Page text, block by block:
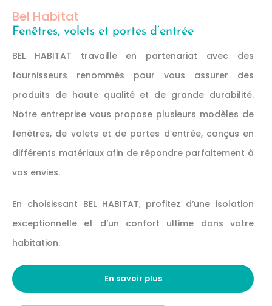
Bel Habitat
Fenêtres, volets et portes d’entrée
BEL HABITAT travaille en partenariat avec des
fournisseurs renommés pour vous assurer des
produits de haute qualité et de grande durabilité.
Notre entreprise vous propose plusieurs modèles de
fenêtres, de volets et de portes d’entrée, conçus en
différents matériaux afin de répondre parfaitement à
vos envies.
En choisissant BEL HABITAT, profitez d’une isolation
exceptionnelle et d’un confort ultime dans votre
habitation.
En savoir plus